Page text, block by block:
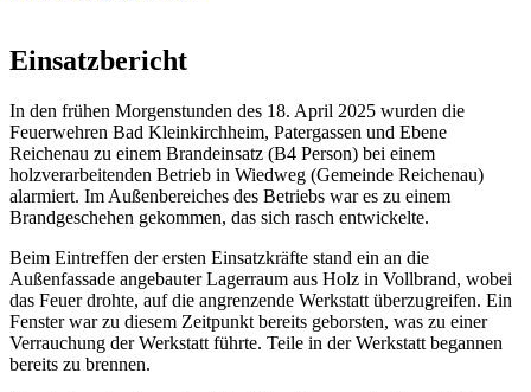
Einsatzbericht
In den frühen Morgenstunden des 18. April 2025 wurden die
Feuerwehren Bad Kleinkirchheim, Patergassen und Ebene
Reichenau zu einem Brandeinsatz (B4 Person) bei einem
holzverarbeitenden Betrieb in Wiedweg (Gemeinde Reichenau)
alarmiert. Im Außenbereiches des Betriebs war es zu einem
Brandgeschehen gekommen, das sich rasch entwickelte.
Beim Eintreffen der ersten Einsatzkräfte stand ein an die
Außenfassade angebauter Lagerraum aus Holz in Vollbrand, wobei
das Feuer drohte, auf die angrenzende Werkstatt überzugreifen. Ein
Fenster war zu diesem Zeitpunkt bereits geborsten, was zu einer
Verrauchung der Werkstatt führte. Teile in der Werkstatt begannen
bereits zu brennen.